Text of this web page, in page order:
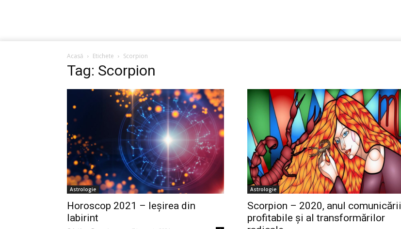
Acasă Etichete Scorpion
Tag: Scorpion
Astrologie
Horoscop 2021 – Ieșirea din
labirint
Astrologie
Scorpion – 2020, anul comunicării
profitabile și al transformărilor